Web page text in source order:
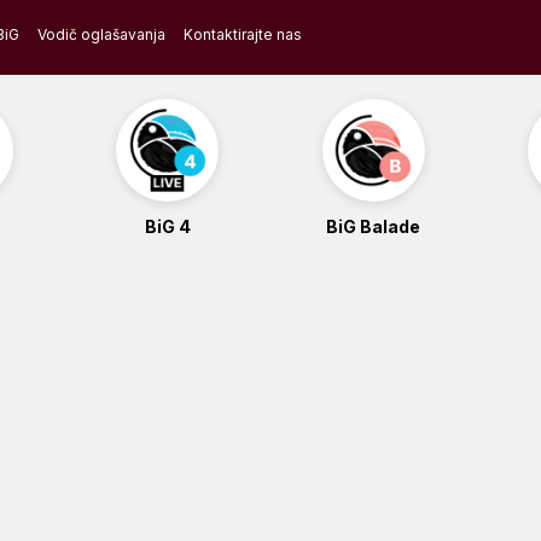
Vodič oglašavanja Kontaktirajte nas
BiG 4 BiG Balade